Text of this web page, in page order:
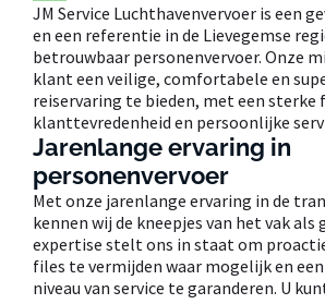
JM Service Luchthavenvervoer is een
en een referentie in de Lievegemse
betrouwbaar personenvervoer. Onze
klant een veilige, comfortabele en
reiservaring te bieden, met een sterke
klanttevredenheid en persoonlijke
Jarenlange ervaring in
personenvervoer
Met onze jarenlange ervaring in de
kennen wij de kneepjes van het vak als
expertise stelt ons in staat om
files te vermijden waar mogelijk en
niveau van service te garanderen. U